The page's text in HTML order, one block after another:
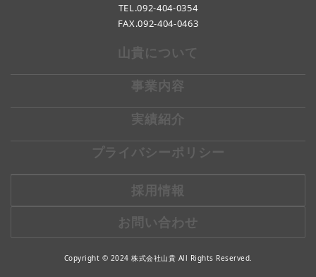
TEL.092-404-0354
FAX.092-404-0463
山貴について
事業内容
実績紹介
プライバシーポリシー
採用情報
お問い合わせ
Copyright © 2024 株式会社山貴 All Rights Reserved.